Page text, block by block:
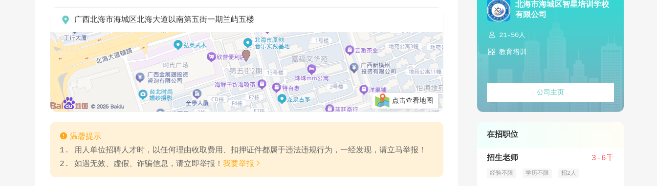
 广西北海市海城区北海大道以南第五街一期兰屿五楼
点击查看地图
 温馨提示
1. 用人单位招聘人才时，以任何理由收取费用、扣押证件都属于违法违规行为，一经发现，请立马举报！
2. 如遇无效、虚假、诈骗信息，请立即举报！ 我要举报 
北海市海城区智星培训学校
有限公司
 21-50人
 教育培训
公司主页
在招职位
招生老师 3-6千
经验不限 学历不限 招2人